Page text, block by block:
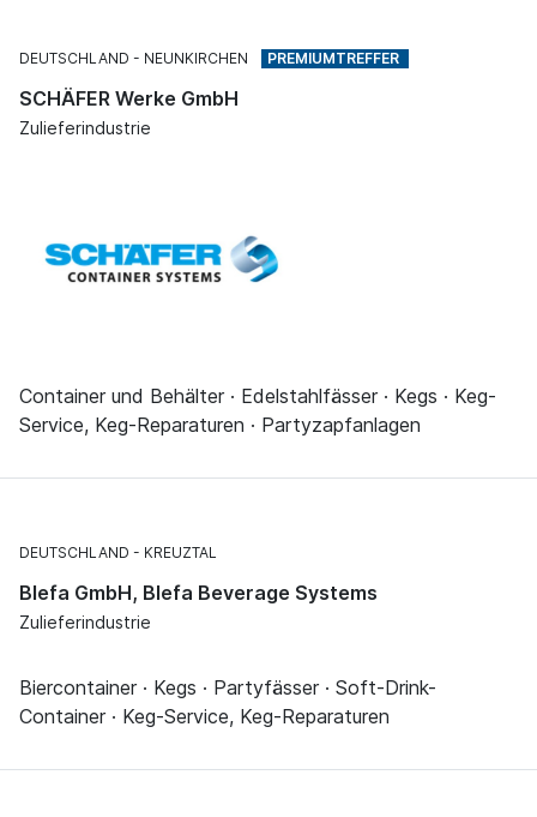
DEUTSCHLAND NEUNKIRCHEN
SCHÄFER Werke GmbH
Zulieferindustrie
Container und Behälter · Edelstahlfässer · Kegs · Keg-
Service, Keg-Reparaturen · Partyzapfanlagen
DEUTSCHLAND KREUZTAL
Blefa GmbH, Blefa Beverage Systems
Zulieferindustrie
Biercontainer · Kegs · Partyfässer · Soft-Drink-
Container · Keg-Service, Keg-Reparaturen